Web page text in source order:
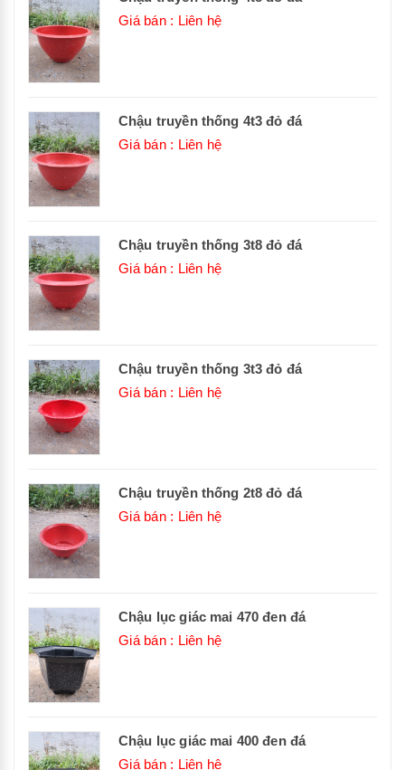
Giá bán : Liên hệ
Chậu truyền thống 4t3 đỏ đá
Giá bán : Liên hệ
Chậu truyền thống 3t8 đỏ đá
Giá bán : Liên hệ
Chậu truyền thống 3t3 đỏ đá
Giá bán : Liên hệ
Chậu truyền thống 2t8 đỏ đá
Giá bán : Liên hệ
Chậu lục giác mai 470 đen đá
Giá bán : Liên hệ
Chậu lục giác mai 400 đen đá
Giá bán : Liên hệ